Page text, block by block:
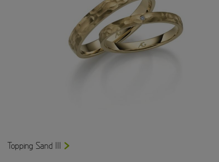
Topping Sand III